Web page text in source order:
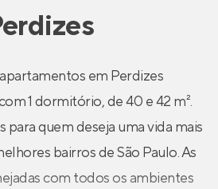
em Perdizes
1 dormitório, de 40 e 42 m².
quem deseja uma vida mais
bairros de São Paulo. As
com todos os ambientes